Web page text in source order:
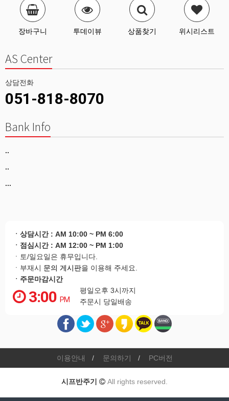
장바구니 투데이뷰 상품찾기 위시리스트
AS Center
상담전화
051-818-8070
Bank Info
..
..
...
ㆍ상담시간 : AM 10:00 ~ PM 6:00
ㆍ점심시간 : AM 12:00 ~ PM 1:00
ㆍ토/일요일은 휴무입니다.
ㆍ부재시 문의 게시판을 이용해 주세요.
ㆍ주문마감시간
3:00 PM
평일오후 3시까지
주문시 당일배송
이용안내 문의하기 PC버전
시프반주기 All rights reserved.